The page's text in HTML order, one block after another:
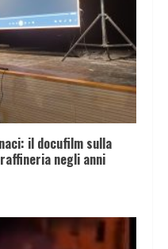
il docufilm sulla
negli anni